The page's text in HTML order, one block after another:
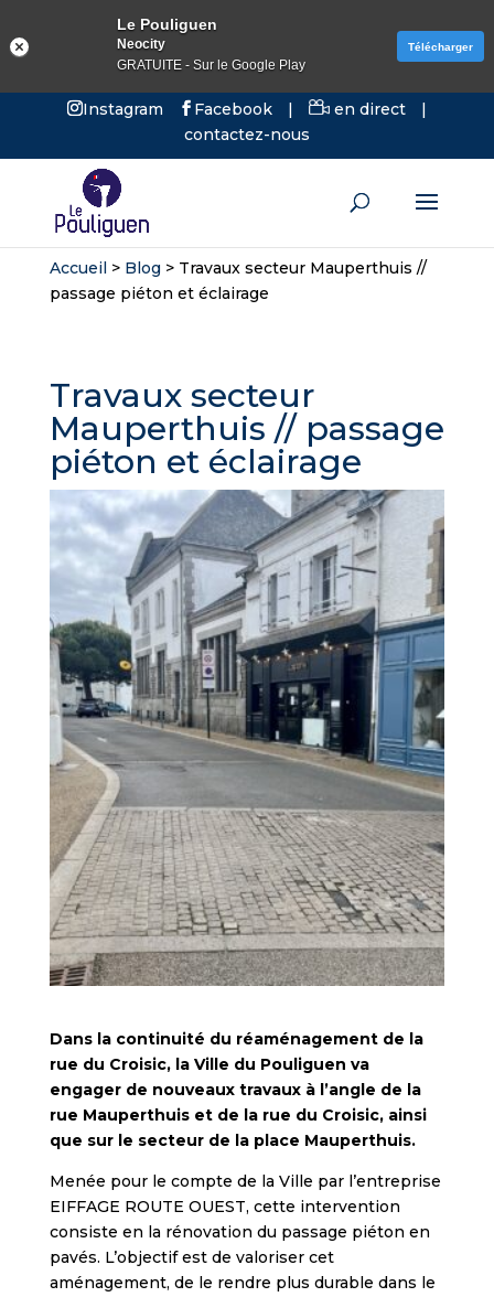
Instagram Facebook | en direct
|
contactez-nous
Accueil> Blog > Travaux secteur Mauperthuis //
passage piéton et éclairage
Travaux secteur
Mauperthuis // passage
piéton et éclairage
Dans la continuité du réaménagement de la
rue du Croisic, la Ville du Pouliguen va
engager de nouveaux travaux à l’angle de la
rue Mauperthuis et de la rue du Croisic, ainsi
que sur le secteur de la place Mauperthuis.
Menée pour le compte de la Ville par l’entreprise
EIFFAGE ROUTE OUEST, cette intervention
consiste en la rénovation du passage piéton en
pavés. L’objectif est de valoriser cet
aménagement, de le rendre plus durable dans le
Le Pouliguen
Neocity
GRATUITE - Sur le Google Play
Télécharger